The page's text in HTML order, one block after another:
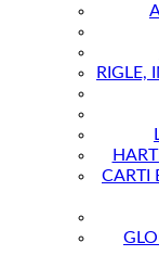
RIGLE,
CARTI